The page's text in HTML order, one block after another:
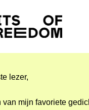
lezer,
van mijn favoriete